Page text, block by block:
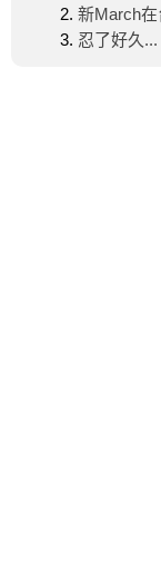
新March
忍了好久...